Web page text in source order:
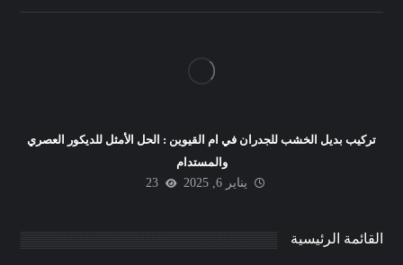
تركيب بديل الخشب للجدران في ام القيوين : الحل الأمثل للديكور العصري
والمستدام
يناير 6, 2025
23
القائمة الرئيسية